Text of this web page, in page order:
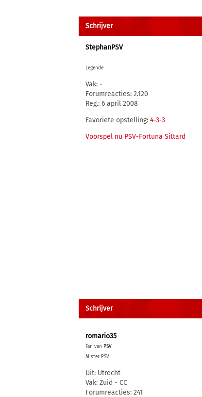
Schrijver
StephanPSV
Legende
Vak: -
Forumreacties: 2.120
Reg.: 6 april 2008
Favoriete opstelling: 4-3-3
Voorspel nu PSV-Fortuna Sittard
Schrijver
romario35
Fan van PSV
Mister PSV
Uit: Utrecht
Vak: Zuid - CC
Forumreacties: 241